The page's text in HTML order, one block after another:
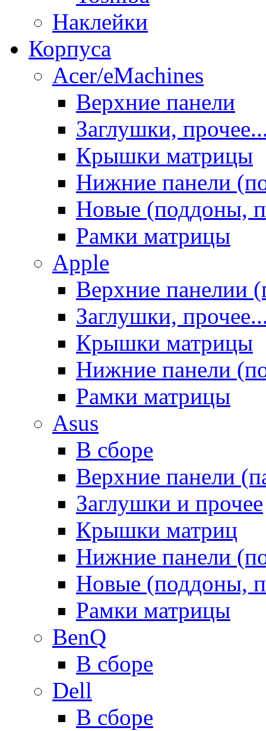
Наклейки
Корпуса
Acer/eMachines
Верхние панели
Заглушки,
Крышки матрицы
Нижние панели
Новые (поддоны,
Рамки матрицы
Apple
Верхние панелии
Заглушки,
Крышки матрицы
Нижние панели
Рамки матрицы
Asus
В сборе
Верхние панели
Заглушки и прочее
Крышки матриц
Нижние панели
Новые (поддоны,
Рамки матрицы
BenQ
В сборе
Dell
В сборе